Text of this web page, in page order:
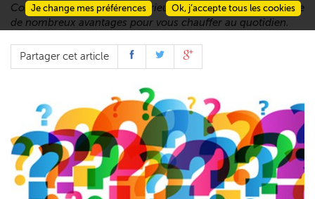
Combustible de qualité supérieure, le mazout Ultra présente
de nombreux avantages pour vous chauffer au quotidien.
Partager cet article
Ok, j’accepte tous les cookies
Je change mes préférences